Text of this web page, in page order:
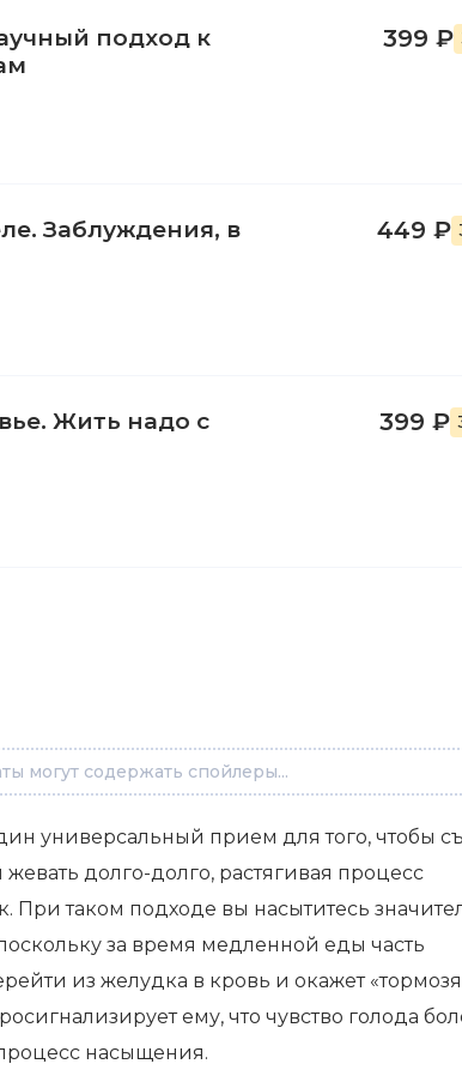
подход к
399 ₽
Заблуждения, в
449 ₽
Жить надо с
399 ₽
могут содержать спойлеры...
универсальный прием для того, чтобы
долго-долго, растягивая процесс
При таком подходе вы насытитесь
за время медленной еды часть
из желудка в кровь и окажет
ему, что чувство голода
насыщения.